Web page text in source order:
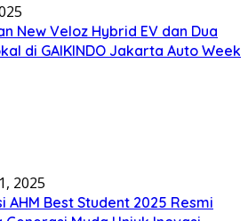
New Veloz Hybrid EV dan Dua
di GAIKINDO Jakarta Auto Week
2025
AHM Best Student 2025 Resmi